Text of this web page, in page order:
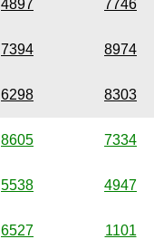
4897 7746
7394 8974
6298 8303
8605 7334
5538 4947
6527 1101